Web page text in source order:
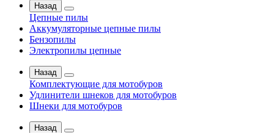
Назад
Цепные пилы
Аккумуляторные цепные пилы
Бензопилы
Электропилы цепные
Назад
Комплектующие для мотобуров
Удлинители шнеков для мотобуров
Шнеки для мотобуров
Назад